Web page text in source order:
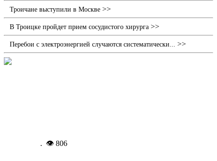
Троичане выступили в Москве >>
В Троицке пройдет прием сосудистого хирурга >>
Перебои с электроэнергией случаются систематически... >>
. 👁 806